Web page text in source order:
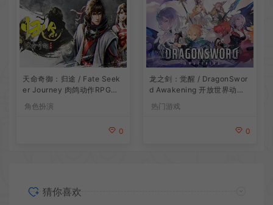
天命奇御：归途 / Fate Seek
er Journey 肉鸽动作RPG游
角色扮演
0
龙之剑：觉醒 / DragonSwor
d Awakening 开放世界动作R
热门游戏
0
猜你喜欢